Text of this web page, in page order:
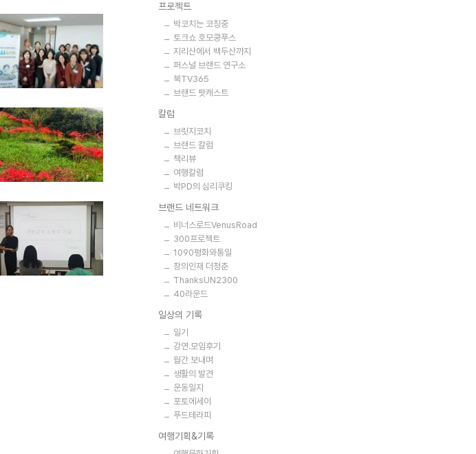
프로젝트
박코치는 코칭중
토크쇼 호모쿵푸스
지리산에서 백두산까지
퍼스널 브랜드 연구소
북TV365
브랜드 팟캐스트
칼럼
브릿지코치
브랜드 칼럼
책리뷰
여행칼럼
박PD의 심리쿠킹
브랜드 네트워크
비너스로드VenusRoad
300프로젝트
1090평화와통일
창의인재 더청춘
ThanksUN2300
40라운드
일상의 기록
일기
강연.모임후기
월간 보내며
생활의 발견
운동일지
포토에세이
푸드테라피
여행기획&기록